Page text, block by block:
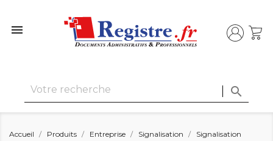


Accueil Produits Entreprise Signalisation
Signalisation